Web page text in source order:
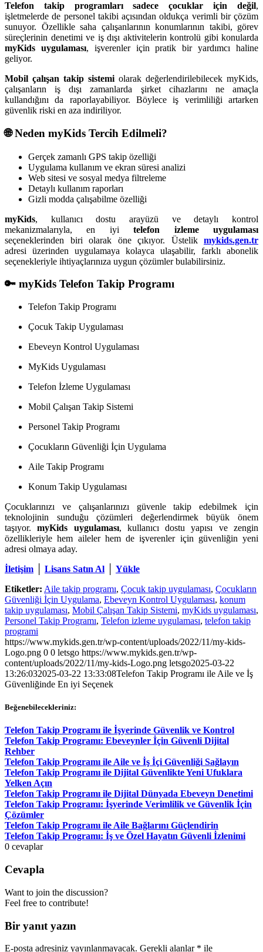
Telefon takip programları sadece çocuklar için değil,
işletmelerde de personel takibi açısından oldukça verimli bir çözüm
sunuyor. Özellikle saha çalışanlarının konumlarının takibi, görev
süreçlerinin denetimi ve iş dışı aktivitelerin kontrolü gibi konularda
myKids uygulaması, işverenler için pratik bir yardımcı haline
geliyor.
Mobil çalışan takip sistemi olarak değerlendirilebilecek myKids,
çalışanların iş dışı zamanlarda şirket cihazlarını ne amaçla
kullandığını da raporlayabiliyor. Böylece iş verimliliği artarken
güvenlik riski en aza indiriliyor.
🌐 Neden myKids Tercih Edilmeli?
Gerçek zamanlı GPS takip özelliği
Uygulama kullanım ve ekran süresi analizi
Web sitesi ve sosyal medya filtreleme
Detaylı kullanım raporları
Gizli modda çalışabilme özelliği
myKids, kullanıcı dostu arayüzü ve detaylı kontrol
mekanizmalarıyla, en iyitelefon izleme uygulaması
seçeneklerinden biri olarak öne çıkıyor. Üstelik mykids.gen.tr
adresi üzerinden uygulamaya kolayca ulaşabilir, farklı abonelik
seçenekleriyle ihtiyaçlarınıza uygun çözümler bulabilirsiniz.
🔑 myKids Telefon Takip Programı
Telefon Takip Programı
Çocuk Takip Uygulaması
Ebeveyn Kontrol Uygulaması
MyKids Uygulaması
Telefon İzleme Uygulaması
Mobil Çalışan Takip Sistemi
Personel Takip Programı
Çocukların Güvenliği İçin Uygulama
Aile Takip Programı
Konum Takip Uygulaması
Çocuklarınızı ve çalışanlarınızı güvenle takip edebilmek için
teknolojinin sunduğu çözümleri değerlendirmek büyük önem
taşıyor.myKids uygulaması, kullanıcı dostu yapısı ve zengin
özellikleriyle hem aileler hem de işverenler için güvenliğin yeni
adresi olmaya aday.
İletişim
Lisans Satın Al
Yükle
Etiketler: Aile takip programı, Çocuk takip uygulaması, Çocukların
Güvenliği İçin Uygulama, Ebeveyn Kontrol Uygulaması, konum
takip uygulaması, Mobil Çalışan Takip Sistemi, myKids uygulaması,
Personel Takip Programı, Telefon izleme uygulaması, telefon takip
programi
https://www.mykids.gen.tr/wp-content/uploads/2022/11/my-kids-
Logo.png 0 0 letsgo https://www.mykids.gen.tr/wp-
content/uploads/2022/11/my-kids-Logo.png letsgo2025-03-22
13:26:032025-03-22 13:33:08Telefon Takip Programı ile Aile ve İş
Güvenliğinde En iyi Seçenek
Beğenebilecekleriniz:
Telefon Takip Programı ile İşyerinde Güvenlik ve Kontrol
Telefon Takip Programı: Ebeveynler İçin Güvenli Dijital
Rehber
Telefon Takip Programı ile Aile ve İş İçi Güvenliği Sağlayın
Telefon Takip Programı ile Dijital Güvenlikte Yeni Ufuklara
Yelken Açın
Telefon Takip Programı ile Dijital Dünyada Ebeveyn Denetimi
Telefon Takip Programı: İşyerinde Verimlilik ve Güvenlik İçin
Çözümler
Telefon Takip Programı ile Aile Bağlarını Güçlendirin
Telefon Takip Programı: İş ve Özel Hayatın Güvenli İzlenimi
0 cevaplar
Cevapla
Want to join the discussion?
Feel free to contribute!
Bir yanıt yazın
E-posta adresiniz yayınlanmayacak. Gerekli alanlar * ile